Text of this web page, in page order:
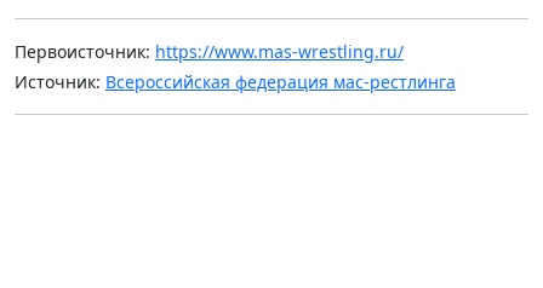
Первоисточник: https://www.mas-wrestling.ru/
Источник: Всероссийская федерация мас-рестлинга